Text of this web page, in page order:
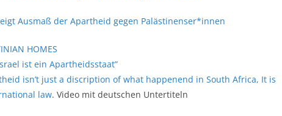
Ausmaß der Apartheid gegen Palästinenser*innen
HOMES
ist ein Apartheidsstaat”
isn’t just a discription of what happenend in South Africa, It is
law. Video mit deutschen Untertiteln